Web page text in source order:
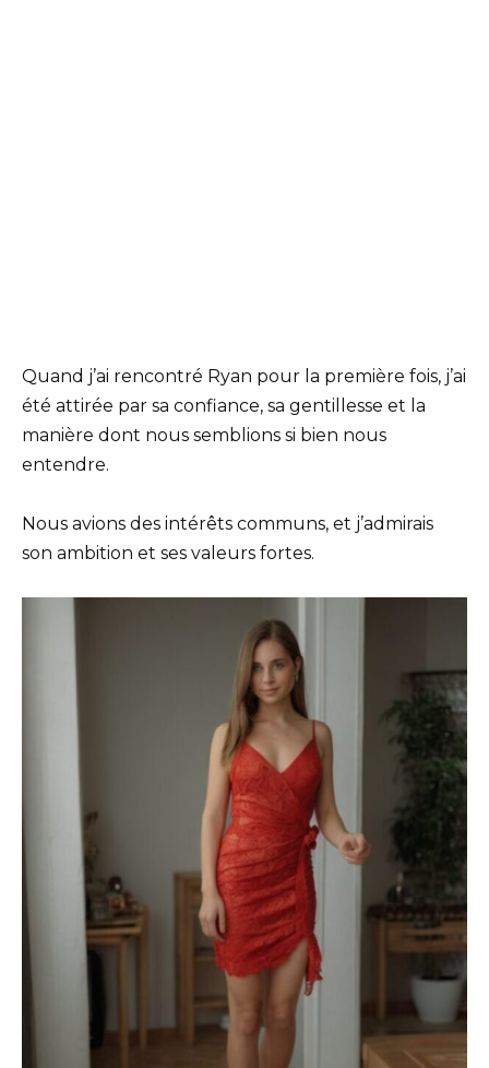
Quand j’ai rencontré Ryan pour la première fois, j’ai
été attirée par sa confiance, sa gentillesse et la
manière dont nous semblions si bien nous
entendre.
Nous avions des intérêts communs, et j’admirais
son ambition et ses valeurs fortes.